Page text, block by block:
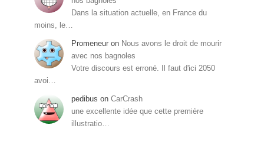
Dans la situation actuelle, en France du
moins, le…
Promeneur on Nous avons le droit de mourir
avec nos bagnoles
Votre discours est erroné. Il faut d'ici 2050
avoi…
pedibus on CarCrash
une excellente idée que cette première
illustratio…